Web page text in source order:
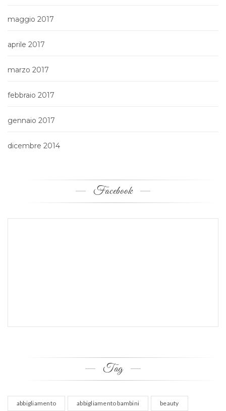
maggio 2017
aprile 2017
marzo 2017
febbraio 2017
gennaio 2017
dicembre 2014
Facebook
Tag
abbigliamento abbigliamento bambini beauty